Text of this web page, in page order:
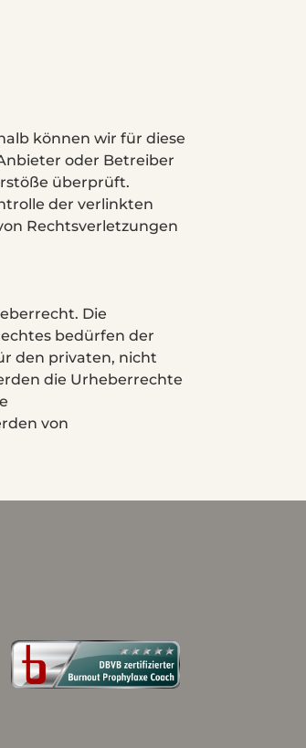
können wir für diese
oder Betreiber
überprüft.
der verlinkten
Rechtsverletzungen
Die
bedürfen der
den privaten, nicht
die Urheberrechte
von